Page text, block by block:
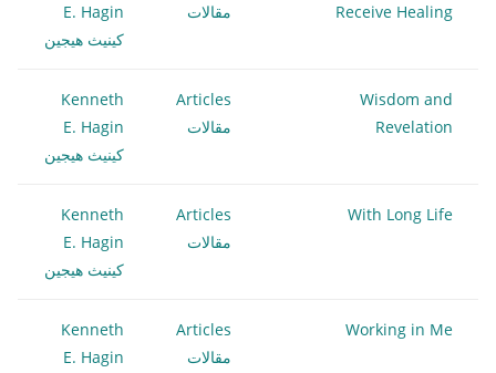
Receive Healing
مقالات
E. Hagin
كينيث هيجين
Wisdom and
Revelation
Articles
مقالات
Kenneth
E. Hagin
كينيث هيجين
With Long Life
Articles
مقالات
Kenneth
E. Hagin
كينيث هيجين
Working in Me
Articles
مقالات
Kenneth
E. Hagin